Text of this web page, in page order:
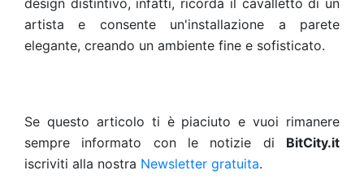
artista e consente un'installazione a parete
elegante, creando un ambiente fine e sofisticato.
Se questo articolo ti è piaciuto e vuoi rimanere
sempre informato con le notizie di BitCity.it
iscriviti alla nostra Newsletter gratuita.